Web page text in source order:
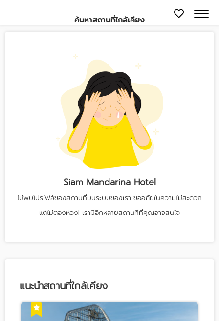
Siam Mandarina Hotel
ไม่พบโปรไฟล์ของสถานที่บนระบบของเรา ขออภัยในความไม่สะดวก
แต่ไม่ต้องห่วง! เรามีอีกหลายสถานที่ที่คุณอาจสนใจ
ค้นหาสถานที่ใกล้เคียง
แนะนำสถานที่ใกล้เคียง